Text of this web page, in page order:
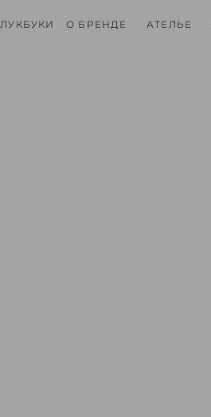
ЛУКБУКИ О БРЕНДЕ АТЕЛЬЕ